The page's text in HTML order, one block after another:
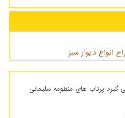
انواع دیوار سبز
قرار می گیرد پرتاب های منظومه سلیمانی